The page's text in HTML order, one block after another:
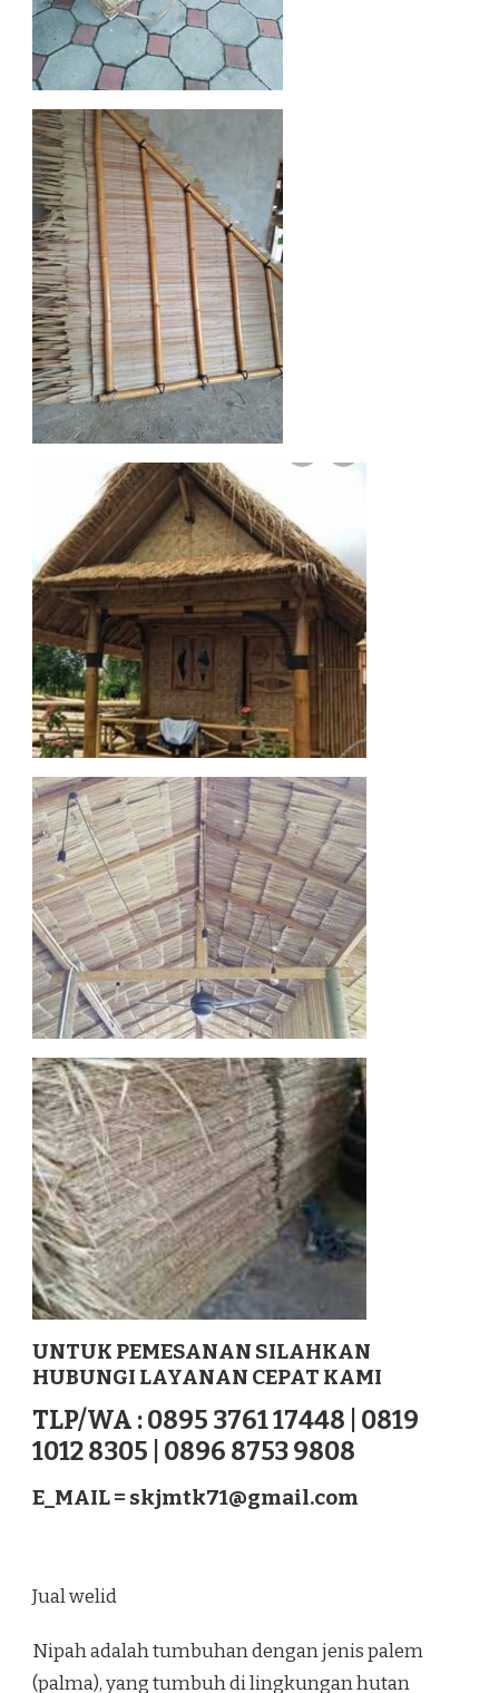
UNTUK PEMESANAN SILAHKAN
HUBUNGI LAYANAN CEPAT KAMI
TLP/WA : 0895 3761 17448 | 0819
1012 8305 | 0896 8753 9808
E_MAIL = skjmtk71@gmail.com
Jual welid
Nipah adalah tumbuhan dengan jenis palem
(palma), yang tumbuh di lingkungan hutan